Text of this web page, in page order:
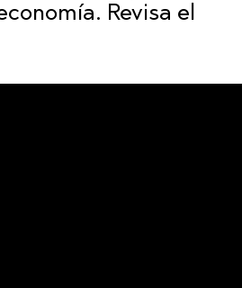
Revisa el